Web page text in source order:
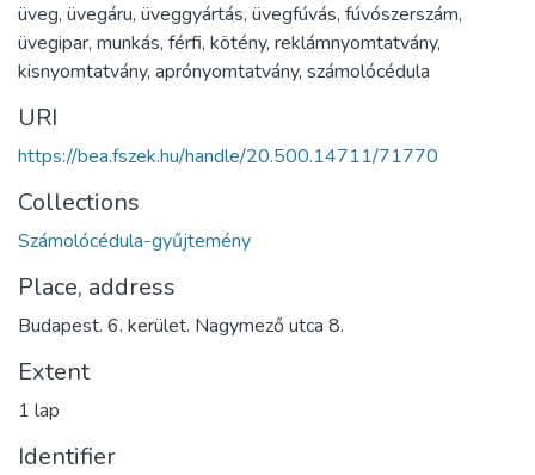
üveg, üvegáru, üveggyártás, üvegfúvás, fúvószerszám,
üvegipar, munkás, férfi, kötény, reklámnyomtatvány,
kisnyomtatvány, aprónyomtatvány, számolócédula
URI
https://bea.fszek.hu/handle/20.500.14711/71770
Collections
Számolócédula-gyűjtemény
Place, address
Budapest. 6. kerület. Nagymező utca 8.
Extent
1 lap
Identifier